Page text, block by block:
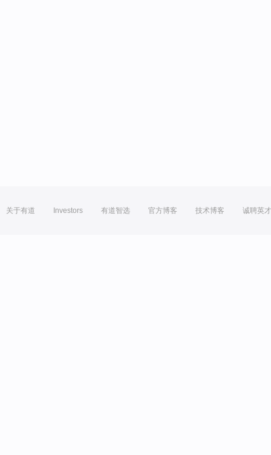
关于有道 Investors 有道智选 官方博客 技术博客 诚聘英才